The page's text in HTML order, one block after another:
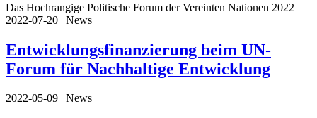
Das Hochrangige Politische Forum der Vereinten Nationen 2022
2022-07-20 | News
Entwicklungsfinanzierung beim UN-
Forum für Nachhaltige Entwicklung
2022-05-09 | News